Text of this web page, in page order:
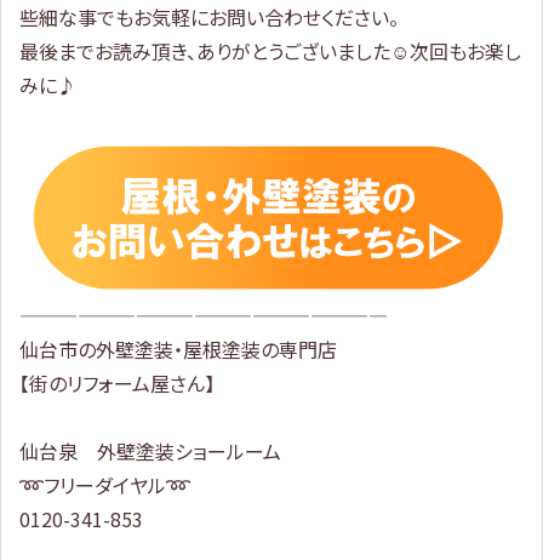
些細な事でもお気軽にお問い合わせください。
最後までお読み頂き、ありがとうございました☺次回もお楽し
みに♪
———————————————————
仙台市の外壁塗装・屋根塗装の専門店
【街のリフォーム屋さん】
仙台泉 外壁塗装ショールーム
➿フリーダイヤル➿
0120-341-853